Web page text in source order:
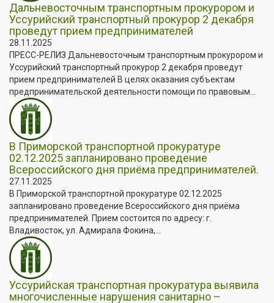
Дальневосточным транспортным прокурором и
Уссурийский транспортный прокурор 2 декабря
проведут прием предпринимателей
28.11.2025
ПРЕСС-РЕЛИЗ Дальневосточным транспортным прокурором и
Уссурийский транспортный прокурор 2 декабря проведут
прием предпринимателей В целях оказания субъектам
предпринимательской деятельности помощи по правовым...
В Приморской транспортной прокуратуре
02.12.2025 запланировано проведение
Всероссийского дня приёма предпринимателей.
27.11.2025
В Приморской транспортной прокуратуре 02.12.2025
запланировано проведение Всероссийского дня приёма
предпринимателей. Прием состоится по адресу: г.
Владивосток, ул. Адмирала Фокина,...
Уссурийская транспортная прокуратура выявила
многочисленные нарушения санитарно –